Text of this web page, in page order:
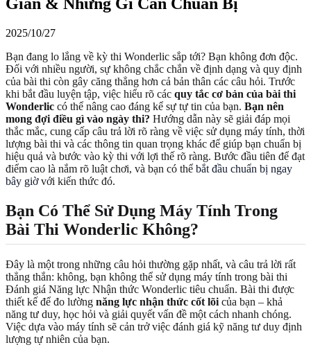
2025/10/27
Bạn đang lo lắng về kỳ thi Wonderlic sắp tới? Bạn không đơn độc.
Đối với nhiều người, sự không chắc chắn về định dạng và quy định
của bài thi còn gây căng thẳng hơn cả bản thân các câu hỏi. Trước
khi bắt đầu luyện tập, việc hiểu rõ các quy tắc cơ bản của bài thi
Wonderlic có thể nâng cao đáng kể sự tự tin của bạn. Bạn nên
mong đợi điều gì vào ngày thi? Hướng dẫn này sẽ giải đáp mọi
thắc mắc, cung cấp câu trả lời rõ ràng về việc sử dụng máy tính, thời
lượng bài thi và các thông tin quan trọng khác để giúp bạn chuẩn bị
hiệu quả và bước vào kỳ thi với lợi thế rõ ràng. Bước đầu tiên để đạt
điểm cao là nắm rõ luật chơi, và bạn có thể bắt đầu chuẩn bị ngay
bây giờvới kiến thức đó.
Bạn Có Thể Sử Dụng Máy Tính Trong
Bài Thi Wonderlic Không?
Đây là một trong những câu hỏi thường gặp nhất, và câu trả lời rất
thẳng thắn: không, bạn không thể sử dụng máy tính trong bài thi
Đánh giá Năng lực Nhận thức Wonderlic tiêu chuẩn. Bài thi được
thiết kế để đo lường năng lực nhận thức cốt lõi của bạn – khả
năng tư duy, học hỏi và giải quyết vấn đề một cách nhanh chóng.
Việc dựa vào máy tính sẽ cản trở việc đánh giá kỹ năng tư duy định
lượng tự nhiên của bạn.